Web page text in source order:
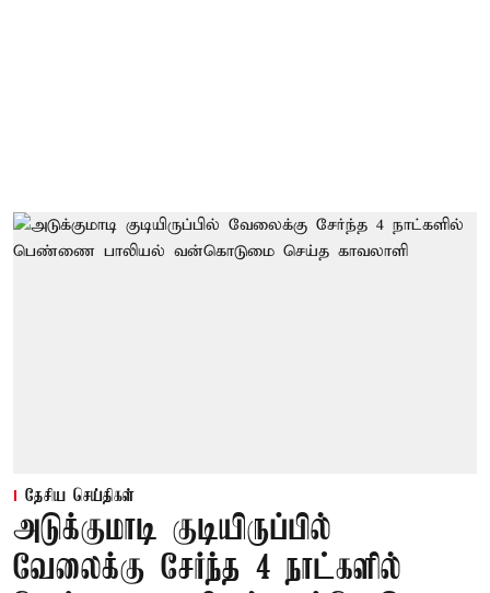
தேசிய செய்திகள்
அடுக்குமாடி குடியிருப்பில்
வேலைக்கு சேர்ந்த 4 நாட்களில்